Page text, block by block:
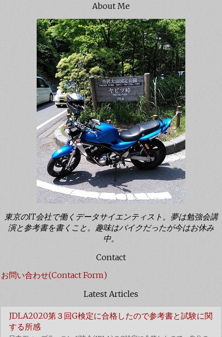
About Me
東京のIT会社で働くデータサイエンティスト。夢は勉強会講
演と参考書を書くこと。趣味はバイクだったが今はお休み
中。
Contact
お問い合わせ(Contact Form)
Latest Articles
JDLA2020第３回G検定に合格したので参考書と試験に関
する所感